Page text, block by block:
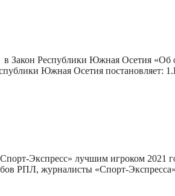
Республики Южная Осетия «Об
Южная Осетия
Экспресс» лучшим игроком
РПЛ, журналисты «Спорт-